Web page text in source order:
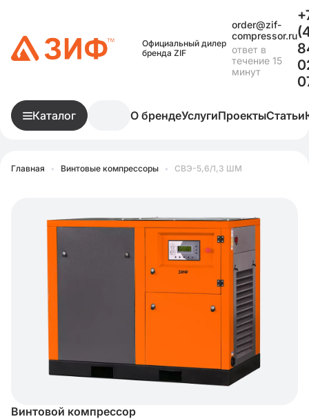
Официальный дилер
бренда ZIF
order@zif-
compressor.ru
ответ в
течение 15
минут
Каталог О брендеУслугиПроектыСтатьи
Главная • Винтовые компрессоры • СВЭ-5,6/1,3 ШМ
Винтовой компрессор